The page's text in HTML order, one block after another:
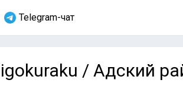
Telegram-чат
/ Адский